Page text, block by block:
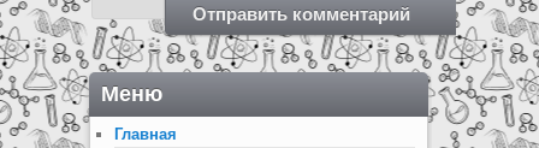
Меню
Главная